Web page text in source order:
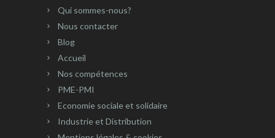
Qui sommes-nous?
Nous contacter
Blog
Accueil
Nos compétences
PME-PMI
Economie sociale et solidaire
Industrie et Distribution